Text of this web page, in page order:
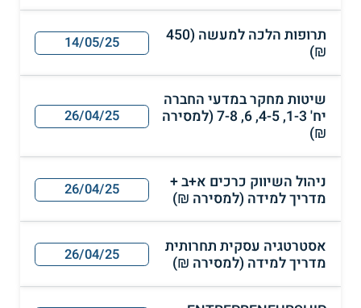
תרופות הלכה למעשה (450
₪)
14/05/25
שיטות מחקר במדעי החברה
יח' 1-3, 4-5, 6, 7-8 (למסירה
₪)
26/04/25
ניהול השיווק כרכים א+ב +
מדריך למידה (למסירה ₪)
26/04/25
אסטרטגיה עסקית תחרותית
מדריך למידה (למסירה ₪)
26/04/25